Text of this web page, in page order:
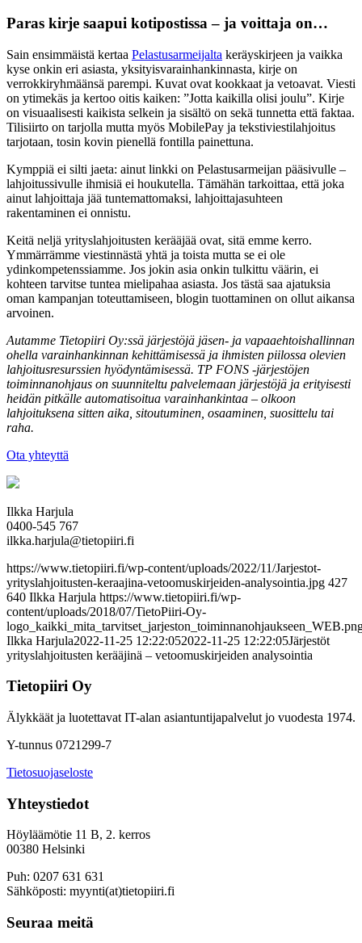
Paras kirje saapui kotipostissa – ja voittaja on…
Sain ensimmäistä kertaa Pelastusarmeijalta keräyskirjeen ja vaikka
kyse onkin eri asiasta, yksityisvarainhankinnasta, kirje on
verrokkiryhmäänsä parempi. Kuvat ovat kookkaat ja vetoavat. Viesti
on ytimekäs ja kertoo oitis kaiken: ”Jotta kaikilla olisi joulu”. Kirje
on visuaalisesti kaikista selkein ja sisältö on sekä tunnetta että faktaa.
Tilisiirto on tarjolla mutta myös MobilePay ja tekstiviestilahjoitus
tarjotaan, tosin kovin pienellä fontilla painettuna.
Kymppiä ei silti jaeta: ainut linkki on Pelastusarmeijan pääsivulle –
lahjoitussivulle ihmisiä ei houkutella. Tämähän tarkoittaa, että joka
ainut lahjoittaja jää tuntemattomaksi, lahjoittajasuhteen
rakentaminen ei onnistu.
Keitä neljä yrityslahjoitusten kerääjää ovat, sitä emme kerro.
Ymmärrämme viestinnästä yhtä ja toista mutta se ei ole
ydinkompetenssiamme. Jos jokin asia onkin tulkittu väärin, ei
kohteen tarvitse tuntea mielipahaa asiasta. Jos tästä saa ajatuksia
oman kampanjan toteuttamiseen, blogin tuottaminen on ollut aikansa
arvoinen.
Autamme Tietopiiri Oy:ssä järjestöjä jäsen- ja vapaaehtoishallinnan
ohella varainhankinnan kehittämisessä ja ihmisten piilossa olevien
lahjoitusresurssien hyödyntämisessä. TP FONS -järjestöjen
toiminnanohjaus on suunniteltu palvelemaan järjestöjä ja erityisesti
heidän pitkälle automatisoitua varainhankintaa – olkoon
lahjoituksena sitten aika, sitoutuminen, osaaminen, suosittelu tai
raha.
Ota yhteyttä
Ilkka Harjula
0400-545 767
ilkka.harjula@tietopiiri.fi
https://www.tietopiiri.fi/wp-content/uploads/2022/11/Jarjestot-
yrityslahjoitusten-keraajina-vetoomuskirjeiden-analysointia.jpg 427
640 Ilkka Harjula https://www.tietopiiri.fi/wp-
content/uploads/2018/07/TietoPiiri-Oy-
Ilkka Harjula2022-11-25 12:22:052022-11-25 12:22:05Järjestöt
yrityslahjoitusten kerääjinä – vetoomuskirjeiden analysointia
Tietopiiri Oy
Älykkäät ja luotettavat IT-alan asiantuntijapalvelut jo vuodesta 1974.
Y-tunnus 0721299-7
Tietosuojaseloste
Yhteystiedot
Höyläämötie 11 B, 2. kerros
00380 Helsinki
Puh: 0207 631 631
Sähköposti: myynti(at)tietopiiri.fi
Seuraa meitä